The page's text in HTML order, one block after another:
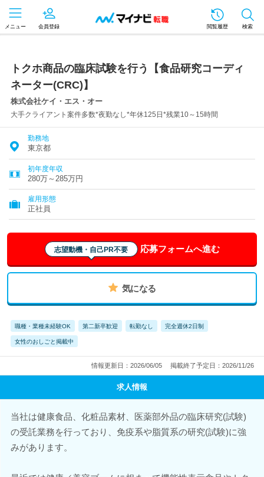
メニュー 会員登録 閲覧履歴 検索
トクホ商品の臨床試験を行う【食品研究コーディ
ネーター(CRC)】
株式会社ケイ・エス・オー
大手クライアント案件多数*夜勤なし*年休125日*残業10～15時間
勤務地
東京都
初年度年収
280万～285万円
雇用形態
正社員
志望動機・自己PR不要 応募フォームへ進む
気になる
職種・業種未経験OK 第二新卒歓迎 転勤なし 完全週休2日制
女性のおしごと掲載中
情報更新日：2026/06/05 掲載終了予定日：2026/11/26
求人情報
当社は健康食品、化粧品素材、医薬部外品の臨床研究(試験)
の受託業務を行っており、免疫系や脂質系の研究(試験)に強
みがあります。